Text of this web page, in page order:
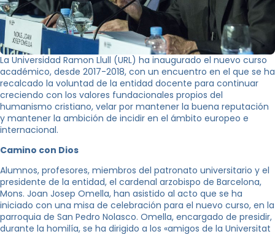
La Universidad Ramon Llull (URL) ha inaugurado el nuevo curso
académico, desde 2017-2018, con un encuentro en el que se ha
recalcado la voluntad de la entidad docente para continuar
creciendo con los valores fundacionales propios del
humanismo cristiano, velar por mantener la buena reputación
y mantener la ambición de incidir en el ámbito europeo e
internacional.
Camino con Dios
Alumnos, profesores, miembros del patronato universitario y el
presidente de la entidad, el cardenal arzobispo de Barcelona, ​​
Mons. Joan Josep Omella, han asistido al acto que se ha
iniciado con una misa de celebración para el nuevo curso, en la
parroquia de San Pedro Nolasco. Omella, encargado de presidir,
durante la homilía, se ha dirigido a los «amigos de la Universitat